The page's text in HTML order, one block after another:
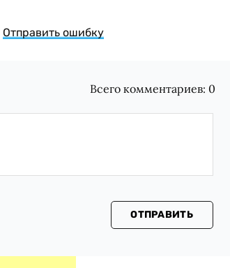
Отправить ошибку
Всего комментариев: 0
ОТПРАВИТЬ